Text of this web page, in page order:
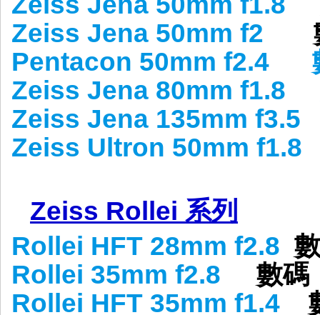
Zeiss Jena 50mm f2
Pentacon 50mm f2.4
Zeiss Jena 80mm f1.8
Zeiss Jena 135mm f3.5
Zeiss Ultron 50mm f1.8
Zeiss Rollei 系列
Rollei HFT 28mm f2.8
Rollei 35mm f2.8 數碼
Rollei HFT 35mm f1.4